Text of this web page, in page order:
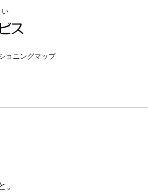
い
ョニングマップ